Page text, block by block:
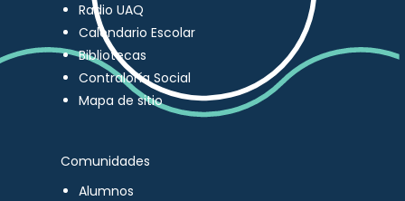
Radio UAQ
Calendario Escolar
Bibliotecas
Contraloría Social
Mapa de sitio
Comunidades
Alumnos